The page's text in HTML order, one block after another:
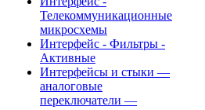
Телекоммуникационные
микросхемы
Интерфейс - Фильтры -
Активные
Интерфейсы и стыки —
аналоговые
переключатели —